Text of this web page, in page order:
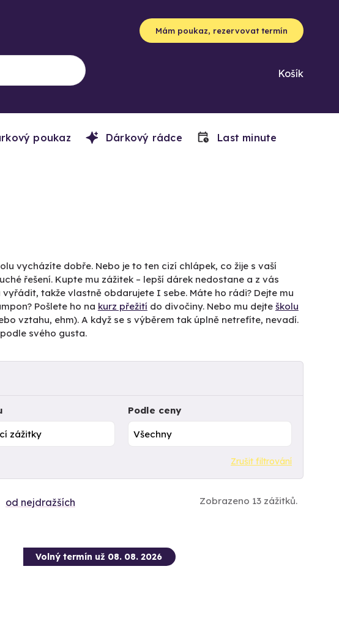
Mám poukaz, rezervovat termín
Košík
poukaz Dárkový rádce Last minute
vycházíte dobře. Nebo je to ten cizí chlápek, co žije s vaší
řešení. Kupte mu zážitek – lepší dárek nedostane a z vás
takže vlastně obdarujete I sebe. Máte ho rádi? Dejte mu
Pošlete ho na kurz přežití do divočiny. Nebo mu dejte školu
vztahu, ehm). A když se s výběrem tak úplně netrefíte, nevadí.
svého gusta.
Podle ceny
Zrušit filtrování
od nejdražších Zobrazeno 13 zážitků.
Volný termín už 08. 08. 2026